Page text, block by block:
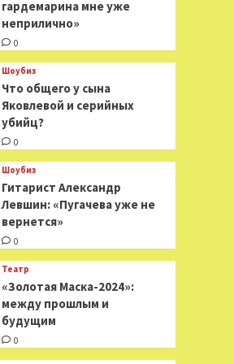
гардемарина мне уже
неприлично»
0
Шоубиз
Что общего у сына
Яковлевой и серийных
убийц?
0
Шоубиз
Гитарист Александр
Левшин: «Пугачева уже не
вернется»
0
Театр
«Золотая Маска-2024»:
между прошлым и
будущим
0